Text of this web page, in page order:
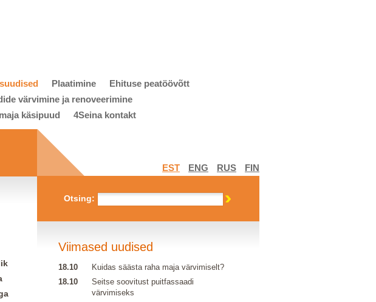
Plaatimine
Ehituse peatöövõtt
värvimine ja renoveerimine
käsipuud 4Seina kontakt
EST ENG RUS FIN
Otsing:
Viimased uudised
18.10
Kuidas säästa raha maja värvimiselt?
18.10
Seitse soovitust puitfassaadi
värvimiseks